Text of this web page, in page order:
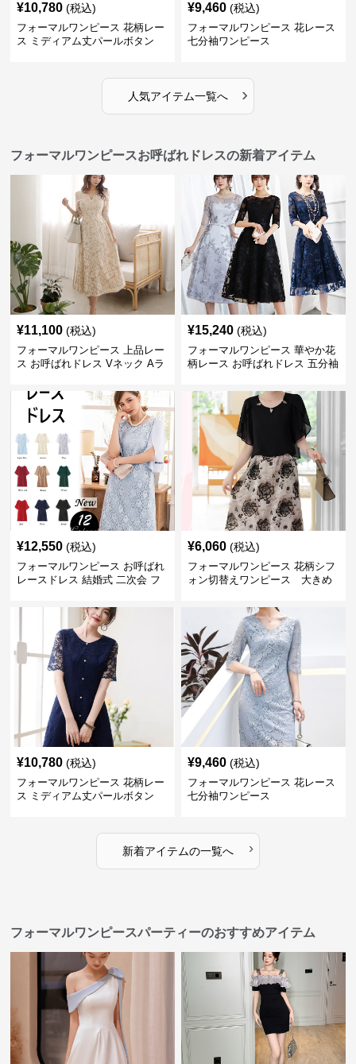
¥10,780 (税込)
フォーマルワンピース 花柄レー
ス ミディアム丈パールボタン
¥9,460 (税込)
フォーマルワンピース 花レース
七分袖ワンピース
人気アイテム一覧へ ›
フォーマルワンピースお呼ばれドレスの新着アイテム
¥11,100 (税込)
フォーマルワンピース 上品レー
ス お呼ばれドレス Vネック Aラ
¥15,240 (税込)
フォーマルワンピース 華やか花
柄レース お呼ばれドレス 五分袖
ス
¥12,550 (税込)
フォーマルワンピース お呼ばれ
レースドレス 結婚式 二次会 フ
ズ
¥6,060 (税込)
フォーマルワンピース 花柄シフ
ォン切替えワンピース 大きめ
¥10,780 (税込)
フォーマルワンピース 花柄レー
ス ミディアム丈パールボタン
¥9,460 (税込)
フォーマルワンピース 花レース
七分袖ワンピース
新着アイテムの一覧へ ›
フォーマルワンピースパーティーのおすすめアイテム